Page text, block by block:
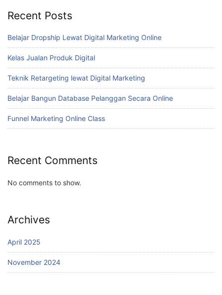
Recent Posts
Belajar Dropship Lewat Digital Marketing Online
Kelas Jualan Produk Digital
Teknik Retargeting lewat Digital Marketing
Belajar Bangun Database Pelanggan Secara Online
Funnel Marketing Online Class
Recent Comments
No comments to show.
Archives
April 2025
November 2024